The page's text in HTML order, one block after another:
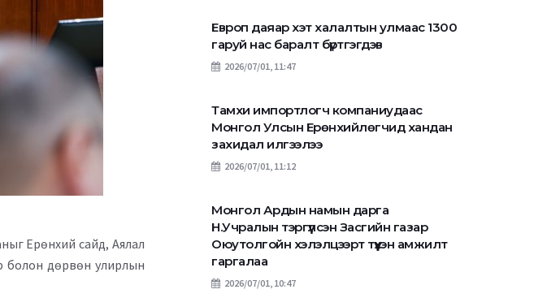
Ерөнхий сайд, Аялал
болон дөрвөн улирлын
Европ даяар хэт халалтын улмаас 1300
гаруй нас баралт бүртгэгдэв
2026/07/01, 11:47
Тамхи импортлогч компаниудаас
Монгол Улсын Ерөнхийлөгчид хандан
захидал илгээлээ
2026/07/01, 11:12
Монгол Ардын намын дарга
Н.Учралын тэргүүлсэн Засгийн газар
Оюутолгойн хэлэлцээрт түүхэн амжилт
гаргалаа
2026/07/01, 10:47